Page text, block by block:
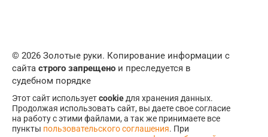
© 2026 Золотые руки. Копирование информации с
сайта строго запрещено и преследуется в
судебном порядке
Этот сайт используетcookie для хранения данных.
Продолжая использовать сайт, вы даете свое согласие
на работу с этими файлами, а так же принимаете все
пункты пользовательского соглашения. При